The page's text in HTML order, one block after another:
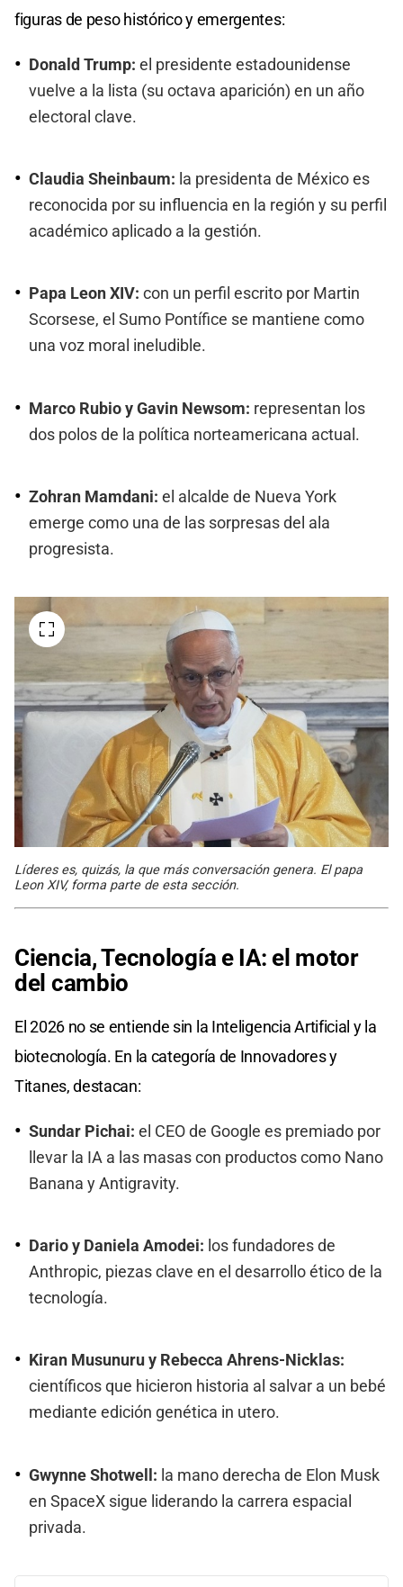
figuras de peso histórico y emergentes:
Donald Trump: el presidente estadounidense
vuelve a la lista (su octava aparición) en un año
electoral clave.
Claudia Sheinbaum: la presidenta de México es
reconocida por su influencia en la región y su perfil
académico aplicado a la gestión.
Papa Leon XIV: con un perfil escrito por Martin
Scorsese, el Sumo Pontífice se mantiene como
una voz moral ineludible.
Marco Rubio y Gavin Newsom: representan los
dos polos de la política norteamericana actual.
Zohran Mamdani: el alcalde de Nueva York
emerge como una de las sorpresas del ala
progresista.
Líderes es, quizás, la que más conversación genera. El papa
Leon XIV, forma parte de esta sección.
Ciencia, Tecnología e IA: el motor
del cambio
El 2026 no se entiende sin la Inteligencia Artificial y la
biotecnología. En la categoría de Innovadores y
Titanes, destacan:
Sundar Pichai: el CEO de Google es premiado por
llevar la IA a las masas con productos como Nano
Banana y Antigravity.
Dario y Daniela Amodei: los fundadores de
Anthropic, piezas clave en el desarrollo ético de la
tecnología.
Kiran Musunuru y Rebecca Ahrens-Nicklas:
científicos que hicieron historia al salvar a un bebé
mediante edición genética in utero.
Gwynne Shotwell: la mano derecha de Elon Musk
en SpaceX sigue liderando la carrera espacial
privada.